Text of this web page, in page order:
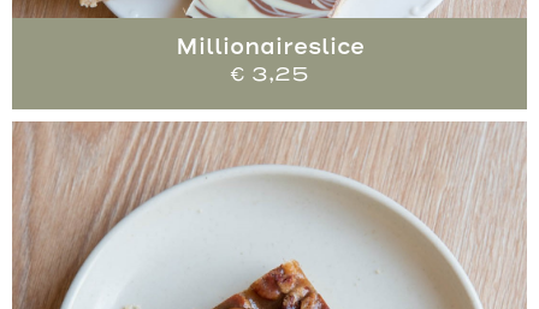
Millionaireslice
€ 3,25